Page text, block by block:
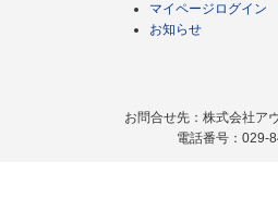
マイページログイン
お知らせ
お問合せ先：株式会社ア
電話番号：